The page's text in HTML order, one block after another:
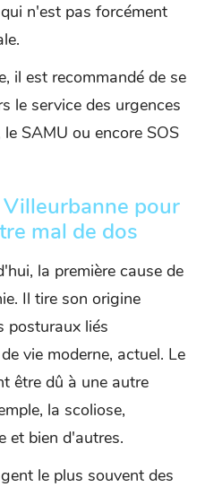
n'est pas forcément
il est recommandé de se
le service des urgences
SAMU ou encore SOS
pour
mal de dos
la première cause de
Il tire son origine
posturaux liés
vie moderne, actuel. Le
être dû à une autre
la scoliose,
et bien d'autres.
le plus souvent des